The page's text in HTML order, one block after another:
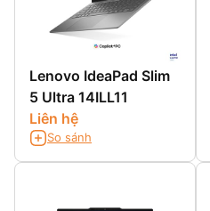
Lenovo IdeaPad Slim
5 Ultra 14ILL11
Liên hệ
So sánh